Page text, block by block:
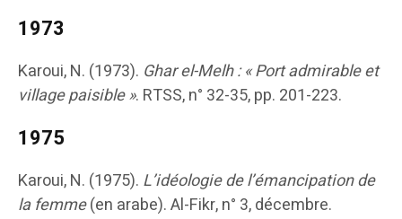
1973
Karoui, N. (1973). Ghar el-Melh : « Port admirable et
village paisible ». RTSS, n° 32-35, pp. 201-223.
1975
Karoui, N. (1975). L’idéologie de l’émancipation de
la femme(en arabe). Al-Fikr, n° 3, décembre.